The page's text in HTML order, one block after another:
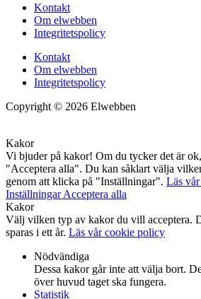
Kontakt
Om elwebben
Integritetspolicy
Kontakt
Om elwebben
Integritetspolicy
Copyright © 2026 Elwebben
Kakor
Vi bjuder på kakor! Om du tycker det är
"Acceptera alla". Du kan såklart välja
genom att klicka på "Inställningar". Läs
InställningarAcceptera alla
Kakor
Välj vilken typ av kakor du vill acceptera.
sparas i ett år. Läs vår cookie policy
Nödvändiga
Dessa kakor går inte att välja bort.
över huvud taget ska fungera.
Statistik